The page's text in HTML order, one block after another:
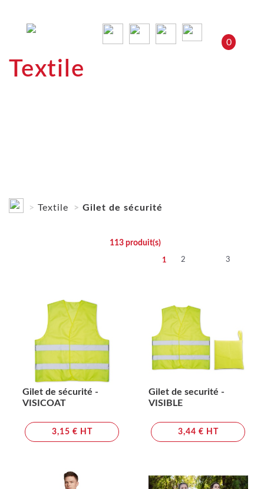
0
Textile
Textile Gilet de sécurité
113produit(s)
1 2 3
Gilet de sécurité -
VISICOAT
3,15 € HT
Gilet de securité -
VISIBLE
3,44 € HT